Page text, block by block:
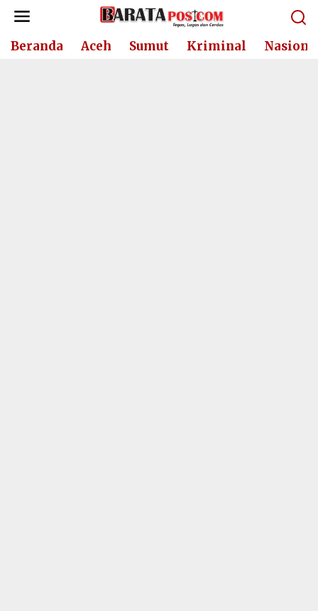
Lewati
konten
Beranda Aceh Sumut Kriminal